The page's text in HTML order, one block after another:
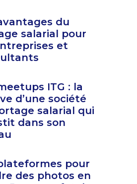
du
salarial pour
et
ITG : la
d’une société
salarial qui
dans son
pour
des photos en